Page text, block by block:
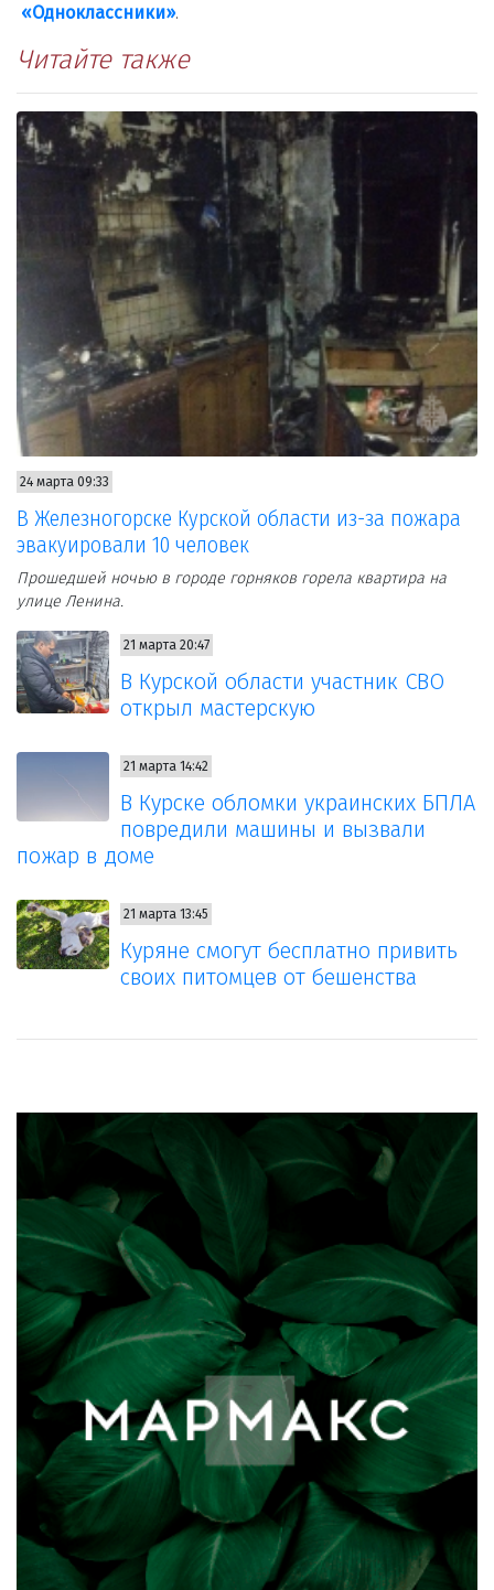
«Одноклассники».
Читайте также
24 марта 09:33
В Железногорске Курской области из-за пожара
эвакуировали 10 человек
Прошедшей ночью в городе горняков горела квартира на
улице Ленина.
21 марта 20:47
В Курской области участник СВО
открыл мастерскую
21 марта 14:42
В Курске обломки украинских БПЛА
повредили машины и вызвали
пожар в доме
21 марта 13:45
Куряне смогут бесплатно привить
своих питомцев от бешенства